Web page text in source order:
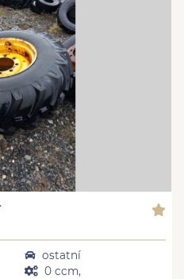
ostatní
0 ccm,